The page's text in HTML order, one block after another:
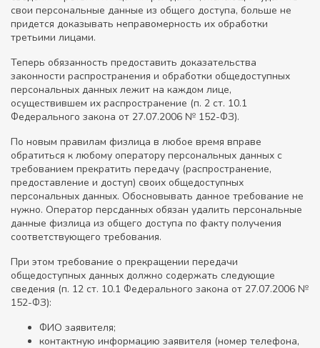
свои персональные данные из общего доступа, больше не
придется доказывать неправомерность их обработки
третьими лицами.
Теперь обязанность предоставить доказательства
законности распространения и обработки общедоступных
персональных данных лежит на каждом лице,
осуществившем их распространение (п. 2 ст. 10.1
Федерального закона от 27.07.2006 № 152-ФЗ).
По новым правилам физлица в любое время вправе
обратиться к любому оператору персональных данных с
требованием прекратить передачу (распространение,
предоставление и доступ) своих общедоступных
персональных данных. Обосновывать данное требование не
нужно. Оператор персданных обязан удалить персональные
данные физлица из общего доступа по факту получения
соответствующего требования.
При этом требование о прекращении передачи
общедоступных данных должно содержать следующие
сведения (п. 12 ст. 10.1 Федерального закона от 27.07.2006 №
152-ФЗ):
ФИО заявителя;
контактную информацию заявителя (номер телефона,